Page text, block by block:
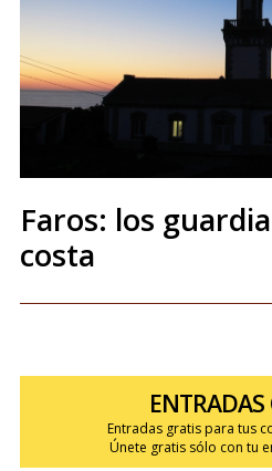
Faros: los
costa
ENTRADAS
Entradas gratis para tus
Únete gratis sólo con tu